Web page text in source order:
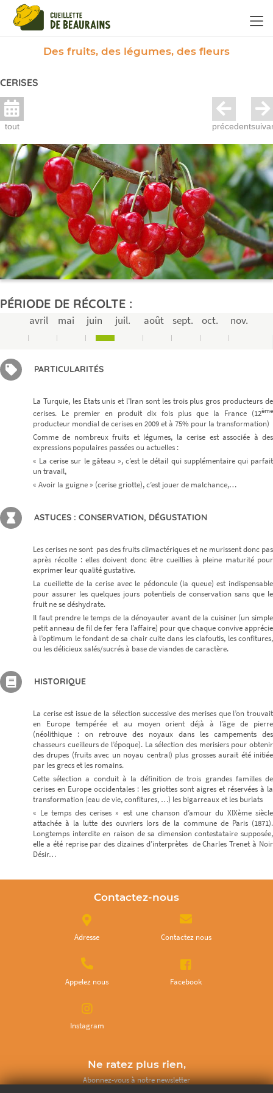
Des fruits, des légumes, des fleurs
CERISES
tout précedent
PÉRIODE DE RÉCOLTE :
avril mai juin juil. août sept. oct. nov.
PARTICULARITÉS
La Turquie, les Etats unis et l’Iran sont les trois plus gros producteurs de
cerises. Le premier en produit dix fois plus que la France (12ème
producteur mondial de cerises en 2009 et à 75% pour la transformation)
Comme de nombreux fruits et légumes, la cerise est associée à des
expressions populaires passées ou actuelles :
« La cerise sur le gâteau », c’est le détail qui supplémentaire qui parfait
un travail,
« Avoir la guigne » (cerise griotte), c’est jouer de malchance,…
ASTUCES : CONSERVATION, DÉGUSTATION
Les cerises ne sont pas des fruits climactériques et ne murissent donc pas
après récolte : elles doivent donc être cueillies à pleine maturité pour
exprimer leur qualité gustative.
La cueillette de la cerise avec le pédoncule (la queue) est indispensable
pour assurer les quelques jours potentiels de conservation sans que le
fruit ne se déshydrate.
Il faut prendre le temps de la dénoyauter avant de la cuisiner (un simple
petit anneau de fil de fer fera l’affaire) pour que chaque convive apprécie
à l’optimum le fondant de sa chair cuite dans les clafoutis, les confitures,
ou les délicieux salés/sucrés à base de viandes de caractère.
HISTORIQUE
La cerise est issue de la sélection successive des merises que l’on trouvait
en Europe tempérée et au moyen orient déjà à l’âge de pierre
(néolithique : on retrouve des noyaux dans les campements des
chasseurs cueilleurs de l’époque). La sélection des merisiers pour obtenir
des drupes (fruits avec un noyau central) plus grosses aurait été initiée
par les grecs et les romains.
Cette sélection a conduit à la définition de trois grandes familles de
cerises en Europe occidentales : les griottes sont aigres et réservées à la
transformation (eau de vie, confitures, …) les bigarreaux et les burlats
« Le temps des cerises » est une chanson d’amour du XIXème siècle
attachée à la lutte des ouvriers lors de la commune de Paris (1871).
Longtemps interdite en raison de sa dimension contestataire supposée,
elle a été reprise par des dizaines d’interprètes de Charles Trenet à Noir
Désir…
Contactez-nous
Adresse Contactez nous
Appelez nous Facebook
Instagram
Ne ratez plus rien,
Abonnez-vous à notre newsletter
Panneau de gestion des cookies